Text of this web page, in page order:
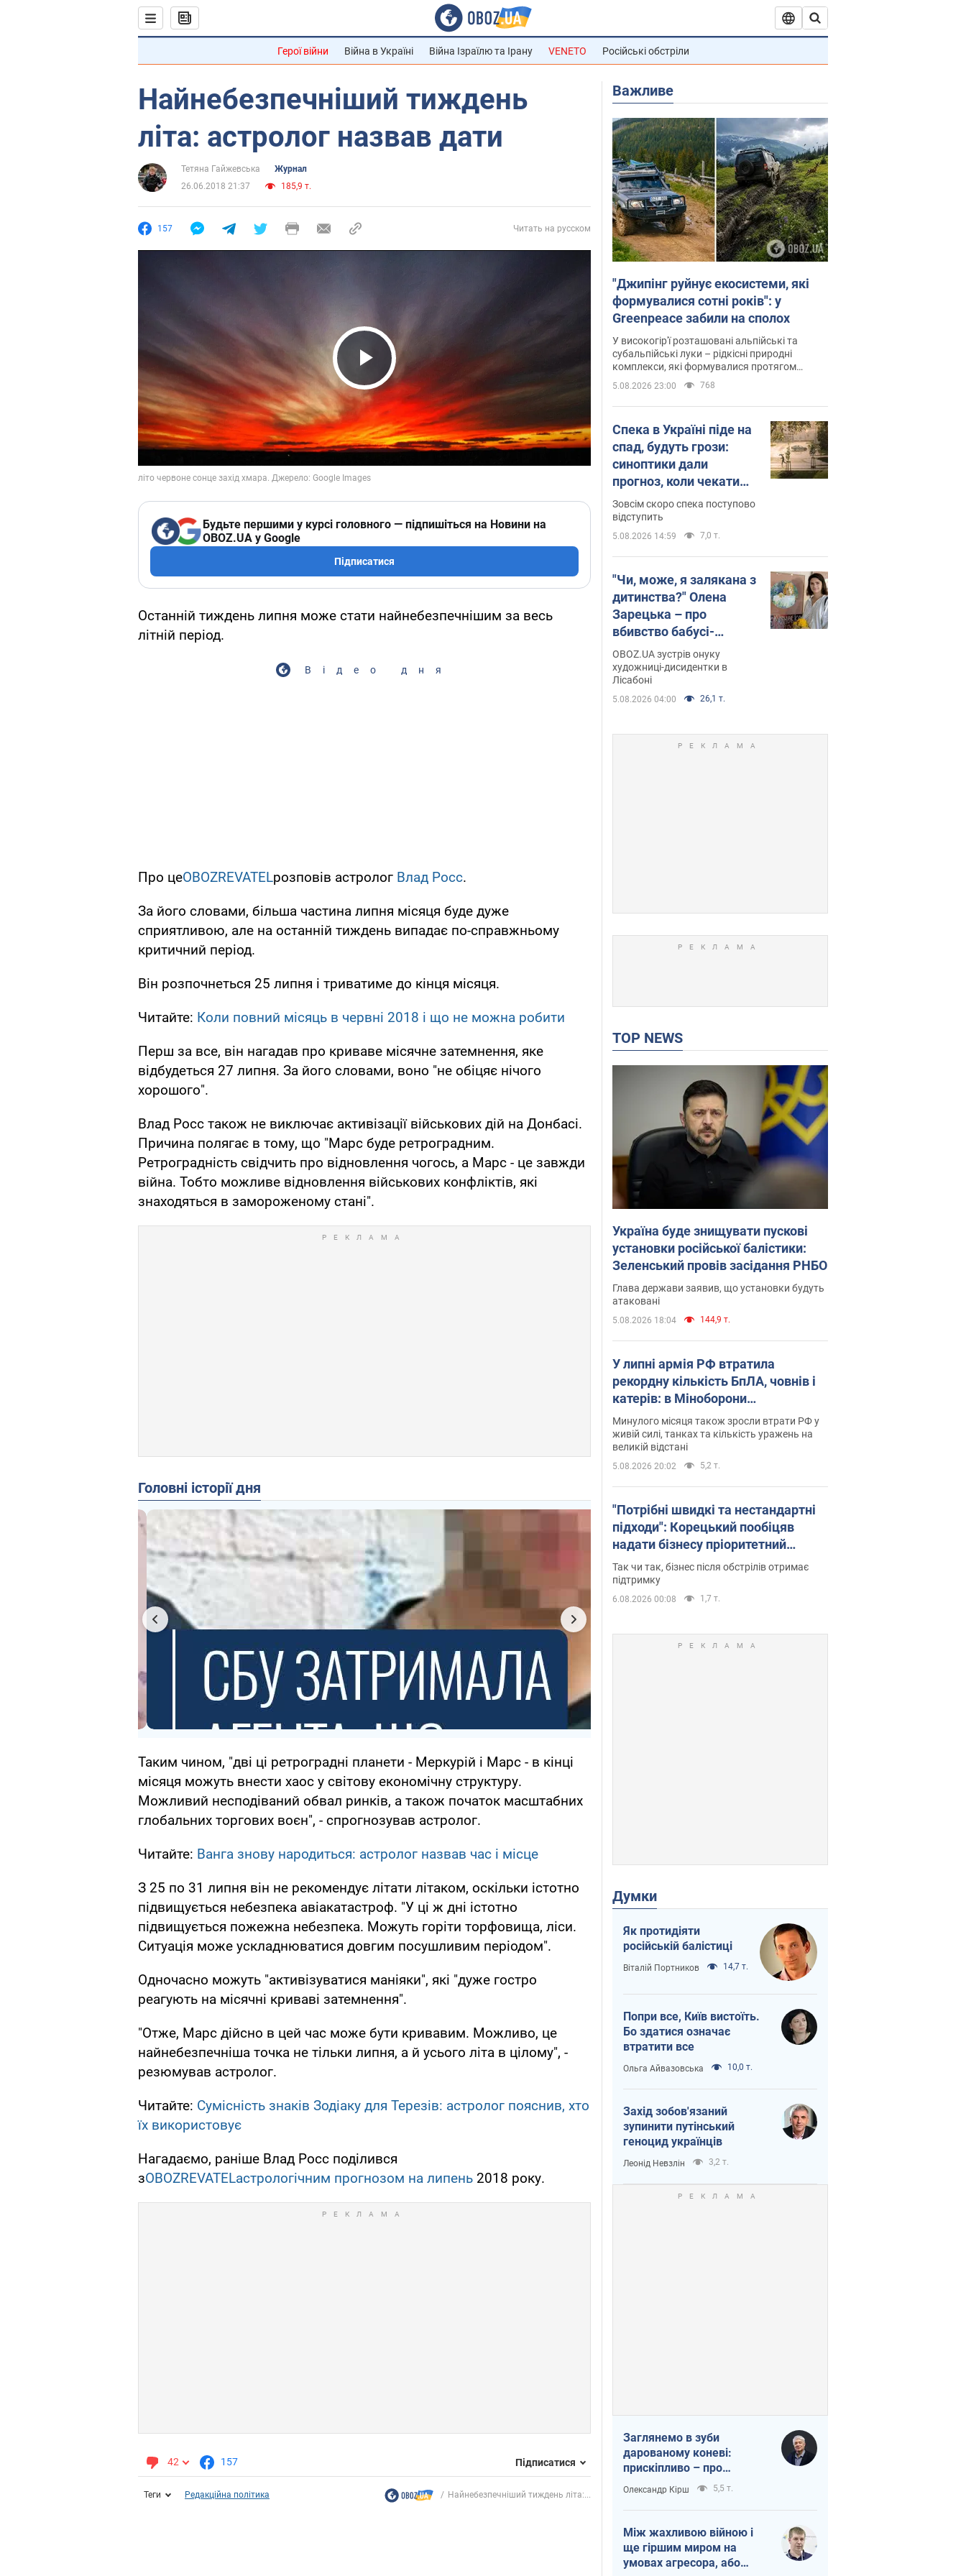
Герої війни Війна в Україні Війна Ізраїлю та Ірану VENETO Російські обстріли
Найнебезпечніший тиждень
літа: астролог назвав дати
Тетяна Гайжевська
Журнал
26.06.2018 21:37
185,9 т.
157 Читать на русском
Play Video
Будьте першими у курсі головного — підпишіться на Новини на
OBOZ.UA у Google
Підписатися
Останній тиждень липня може стати найнебезпечнішим за весь
літній період.
Відео дня
Про цеOBOZREVATELрозповів астролог Влад Росс.
За його словами, більша частина липня місяця буде дуже
сприятливою, але на останній тиждень випадає по-справжньому
критичний період.
Він розпочнеться 25 липня і триватиме до кінця місяця.
Читайте: Коли повний місяць в червні 2018 і що не можна робити
Перш за все, він нагадав про криваве місячне затемнення, яке
відбудеться 27 липня. За його словами, воно "не обіцяє нічого
хорошого".
Влад Росс також не виключає активізації військових дій на Донбасі.
Причина полягає в тому, що "Марс буде ретроградним.
Ретроградність свідчить про відновлення чогось, а Марс - це завжди
війна. Тобто можливе відновлення військових конфліктів, які
знаходяться в замороженому стані".
Головні історії дня
Таким чином, "дві ці ретроградні планети - Меркурій і Марс - в кінці
місяця можуть внести хаос у світову економічну структуру.
Можливий несподіваний обвал ринків, а також початок масштабних
глобальних торгових воєн", - спрогнозував астролог.
Читайте: Ванга знову народиться: астролог назвав час і місце
З 25 по 31 липня він не рекомендує літати літаком, оскільки істотно
підвищується небезпека авіакатастроф. "У ці ж дні істотно
підвищується пожежна небезпека. Можуть горіти торфовища, ліси.
Ситуація може ускладнюватися довгим посушливим періодом".
Одночасно можуть "активізуватися маніяки", які "дуже гостро
реагують на місячні криваві затемнення".
"Отже, Марс дійсно в цей час може бути кривавим. Можливо, це
найнебезпечніша точка не тільки липня, а й усього літа в цілому", -
резюмував астролог.
Читайте: Сумісність знаків Зодіаку для Терезів: астролог пояснив, хто
їх використовує
Нагадаємо, раніше Влад Росс поділився
зOBOZREVATELастрологічним прогнозом на липень 2018 року.
42 157 Підписатися
Теги Редакційна політика Найнебезпечніший тиждень літа:...
Важливе
"Джипінг руйнує екосистеми, які
формувалися сотні років": у
Greenpeace забили на сполох
У високогір'ї розташовані альпійські та
субальпійські луки – рідкісні природні
комплекси, які формувалися протягом
5.08.2026 23:00 768
Спека в Україні піде на
спад, будуть грози:
синоптики дали
прогноз, коли чекати
зміни погоди
Зовсім скоро спека поступово
відступить
5.08.2026 14:59 7,0 т.
"Чи, може, я залякана з
дитинства?" Олена
Зарецька – про
вбивство бабусі-
дисидентки Алли
Горської, критику
Дмитра Стуса та втечу
в Португалію з 5 дітьми
OBOZ.UA зустрів онуку
художниці-дисидентки в
Лісабоні
5.08.2026 04:00 26,1 т.
TOP NEWS
Україна буде знищувати пускові
установки російської балістики:
Зеленський провів засідання РНБО
Глава держави заявив, що установки будуть
атаковані
5.08.2026 18:04 144,9 т.
У липні армія РФ втратила
рекордну кількість БпЛА, човнів і
катерів: в Міноборони
оприлюднили статистику
Минулого місяця також зросли втрати РФ у
живій силі, танках та кількість уражень на
великій відстані
5.08.2026 20:02 5,2 т.
"Потрібні швидкі та нестандартні
підходи": Корецький пообіцяв
надати бізнесу пріоритетний
доступ до наявних складських
приміщень
Так чи так, бізнес після обстрілів отримає
підтримку
6.08.2026 00:08 1,7 т.
Думки
Як протидіяти
російській балістиці
Віталій Портников 14,7 т.
Попри все, Київ вистоїть.
Бо здатися означає
втратити все
Ольга Айвазовська 10,0 т.
Захід зобов'язаний
зупинити путінський
геноцид українців
Леонід Невзлін 3,2 т.
Заглянемо в зуби
дарованому коневі:
прискіпливо – про
допомогу Україні
Олександр Кірш 5,5 т.
Між жахливою війною і
ще гіршим миром на
умовах агресора, або